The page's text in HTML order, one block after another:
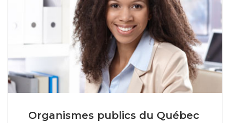
Organismes publics du Québec